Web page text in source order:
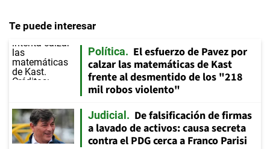
Te puede interesar
Política
El esfuerzo de Pavez por
calzar las matemáticas de Kast
frente al desmentido de los "218
mil robos violento"
Judicial
De falsificación de firmas
a lavado de activos: causa secreta
contra el PDG cerca a Franco Parisi